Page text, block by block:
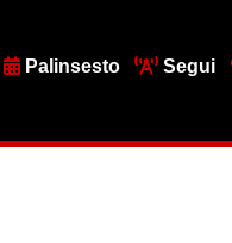
Palinsesto Segui